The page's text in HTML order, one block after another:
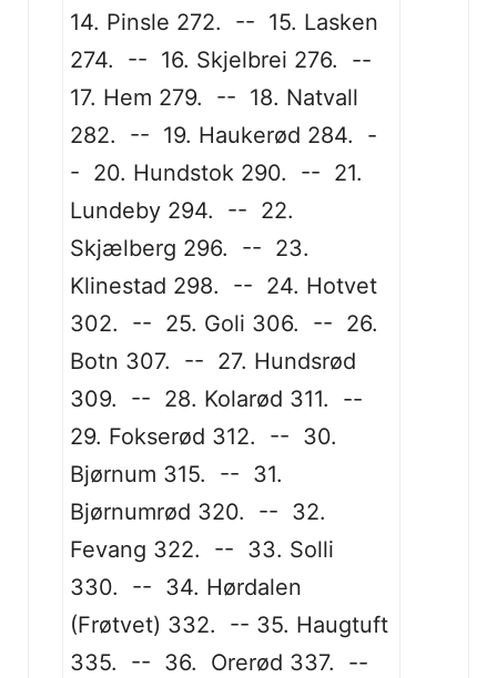
14. Pinsle 272. -- 15. Lasken
274. -- 16. Skjelbrei 276. --
17. Hem 279. -- 18. Natvall
282. -- 19. Haukerød 284. -
- 20. Hundstok 290. -- 21.
Lundeby 294. -- 22.
Skjælberg 296. -- 23.
Klinestad 298. -- 24. Hotvet
302. -- 25. Goli 306. -- 26.
Botn 307. -- 27. Hundsrød
309. -- 28. Kolarød 311. --
29. Fokserød 312. -- 30.
Bjørnum 315. -- 31.
Bjørnumrød 320. -- 32.
Fevang 322. -- 33. Solli
330. -- 34. Hørdalen
(Frøtvet) 332. -- 35. Haugtuft
335. -- 36. Orerød 337. --